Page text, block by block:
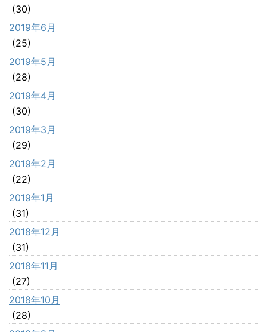
(30)
2019年6月
(25)
2019年5月
(28)
2019年4月
(30)
2019年3月
(29)
2019年2月
(22)
2019年1月
(31)
2018年12月
(31)
2018年11月
(27)
2018年10月
(28)